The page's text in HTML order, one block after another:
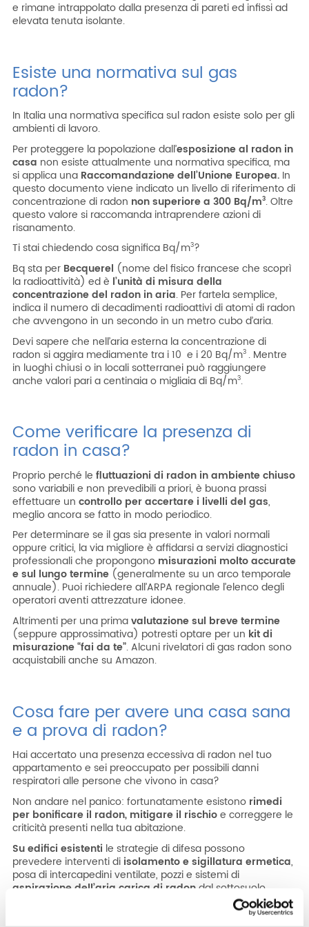
e rimane intrappolato dalla presenza di pareti ed infissi ad
elevata tenuta isolante.
Esiste una normativa sul gas
radon?
In Italia una normativa specifica sul radon esiste solo per gli
ambienti di lavoro.
Per proteggere la popolazione dall’esposizione al radon in
casa non esiste attualmente una normativa specifica, ma
si applica unaRaccomandazione dell’Unione Europea.In
questo documento viene indicato un livello di riferimento di
concentrazione di radon non superiore a 300 Bq/m3. Oltre
questo valore si raccomanda intraprendere azioni di
risanamento.
Ti stai chiedendo cosa significa Bq/m3?
Bq sta per Becquerel (nome del fisico francese che scoprì
la radioattività) ed è l’unità di misura della
concentrazione del radon in aria. Per fartela semplice,
indica il numero di decadimenti radioattivi di atomi di radon
che avvengono in un secondo in un metro cubo d’aria.
Devi sapere che nell’aria esterna la concentrazione di
radon si aggira mediamente tra i 10 e i 20 Bq/m3 . Mentre
in luoghi chiusi o in locali sotterranei può raggiungere
anche valori pari a centinaia o migliaia di Bq/m3.
Come verificare la presenza di
radon in casa?
Proprio perché le fluttuazioni di radon in ambiente chiuso
sono variabili e non prevedibili a priori, è buona prassi
effettuare un controllo per accertare i livelli del gas,
meglio ancora se fatto in modo periodico.
Per determinare se il gas sia presente in valori normali
oppure critici, la via migliore è affidarsi a servizi diagnostici
professionali che propongono misurazioni molto accurate
e sul lungo termine(generalmente su un arco temporale
annuale). Puoi richiedere all’ARPA regionale l’elenco degli
operatori aventi attrezzature idonee.
Altrimenti per una primavalutazione sul breve termine
(seppure approssimativa) potresti optare per un kit di
misurazione “fai da te”. Alcuni rivelatori di gas radon sono
acquistabili anche su Amazon.
Cosa fare per avere una casa sana
e a prova di radon?
Hai accertato una presenza eccessiva di radon nel tuo
appartamento e sei preoccupato per possibili danni
respiratori alle persone che vivono in casa?
Non andare nel panico: fortunatamente esistono rimedi
per bonificare il radon, mitigare il rischioe correggere le
criticità presenti nella tua abitazione.
Su edifici esistentile strategie di difesa possono
prevedere interventi di isolamento e sigillatura ermetica,
posa di intercapedini ventilate, pozzi e sistemi di
aspirazione dell’aria carica di radondal sottosuolo.
Sono interventi che vanno adeguatamente valutati dopo
avere appurato la reale entità del problema con l’aiuto di